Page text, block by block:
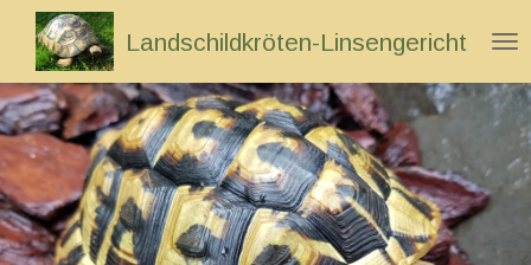
Zum
Hauptinhalt
springen
Landschildkröten-Linsengericht